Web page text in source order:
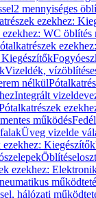
2 mennyiséges
ezekhez:
ezekhez: WC
Kiegészítők
Vizeldék,
nélkül
Integrált
működés
Üveg vizelde
ezekhez: Kiegészítők
ezekhez:
hálózati